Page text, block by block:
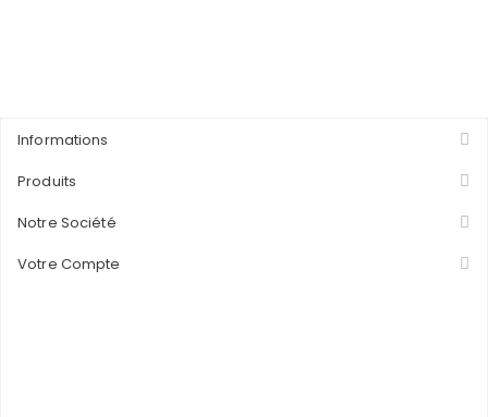
Informations
Produits
Notre Société
Votre Compte